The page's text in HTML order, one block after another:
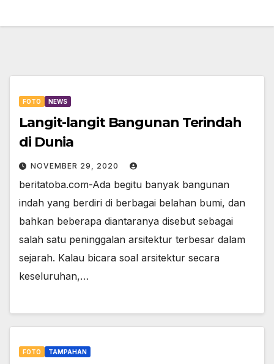
FOTO NEWS
Langit-langit Bangunan Terindah
di Dunia
NOVEMBER 29, 2020
beritatoba.com-Ada begitu banyak bangunan
indah yang berdiri di berbagai belahan bumi, dan
bahkan beberapa diantaranya disebut sebagai
salah satu peninggalan arsitektur terbesar dalam
sejarah. Kalau bicara soal arsitektur secara
keseluruhan,…
FOTO TAMPAHAN